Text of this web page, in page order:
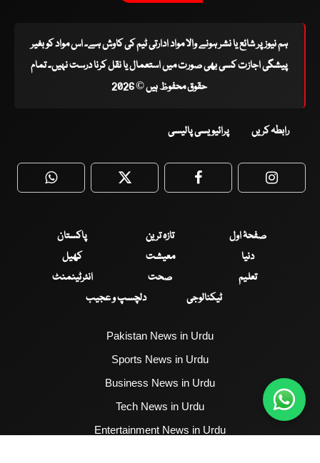
ہم نیوز پر شائع یا نشر ہونے والا مواد ادارتی ٹیم کی کاوش ہے۔ اس مواد کو بغیر
پیشگی اجازت کسی بھی صورت میں استعمال یا نقل کرنا درست نہیں۔ تمام
حقوق محفوظ ہیں © 2026
رابطہ کریں پرائیویسی پالیسی
WhatsApp Twitter Facebook
صفحۂ اول تازہ ترین
پاکستان
دنیا
معیشت
کھیل
تعلیم
صحت
انٹرٹینمنٹ
ٹیکنالوجی
دلچسپ و عجیب
Pakistan News in Urdu
Sports News in Urdu
Business News in Urdu
Tech News in Urdu
Entertainment News in Urdu